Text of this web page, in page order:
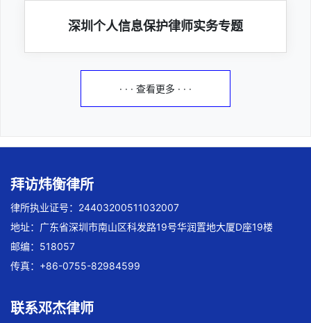
深圳个人信息保护律师实务专题
· · · 查看更多 · · ·
拜访炜衡律所
律所执业证号：24403200511032007
地址：广东省深圳市南山区科发路19号华润置地大厦D座19楼
邮编：518057
传真：+86-0755-82984599
联系邓杰律师